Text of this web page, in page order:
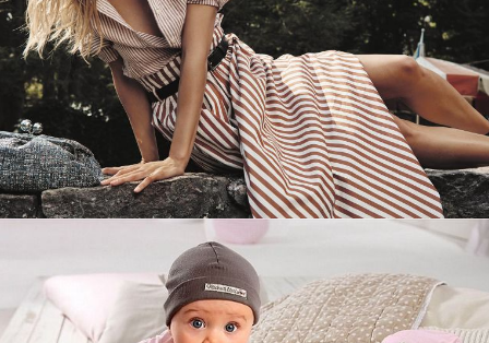
Имиджевый сайт для сети магазинов
Soho Project
Смотреть проект